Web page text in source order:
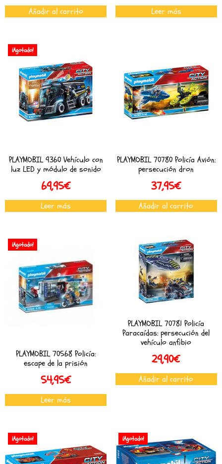
Añadir al carrito Leer más
¡Agotado!
PLAYMOBIL 9360 Vehículo con
luz LED y módulo de sonido
69,95€
Leer más
PLAYMOBIL 70780 Policía Avión:
persecución dron
37,95€
Añadir al carrito
¡Agotado!
PLAYMOBIL 70568 Policía:
escape de la prisión
54,95€
Leer más
PLAYMOBIL 70781 Policía
Paracaídas: persecución del
vehículo anfibio
29,90€
Añadir al carrito
¡Agotado! ¡Agotado!